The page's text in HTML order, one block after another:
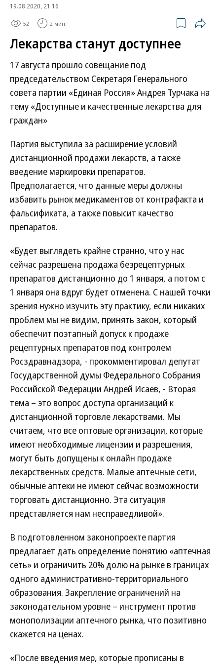
19.08.2020, 21:16
52 2 мин.
Лекарства станут доступнее
17 августа прошло совещание под
председательством Секретаря Генерального
совета партии «Единая Россия» Андрея Турчака на
тему «Доступные и качественные лекарства для
граждан»
Партия выступила за расширение условий
дистанционной продажи лекарств, а также
введение маркировки препаратов.
Предполагается, что данные меры должны
избавить рынок медикаментов от контрафакта и
фальсификата, а также повысит качество
препаратов.
«Будет выглядеть крайне странно, что у нас
сейчас разрешена продажа безрецептурных
препаратов дистанционно до 1 января, а потом с
1 января она вдруг будет отменена. С нашей точки
зрения нужно изучить эту практику, если никаких
проблем мы не видим, принять закон, который
обеспечит поэтапный допуск к продаже
рецептурных препаратов под контролем
Росздравнадзора, - прокомментировал депутат
Государственной думы Федерального Собрания
Российской Федерации Андрей Исаев, - Вторая
тема – это вопрос доступа организаций к
дистанционной торговле лекарствами. Мы
считаем, что все оптовые организации, которые
имеют необходимые лицензии и разрешения,
могут быть допущены к онлайн продаже
лекарственных средств. Малые аптечные сети,
обычные аптеки не имеют сейчас возможности
торговать дистанционно. Эта ситуация
представляется нам несправедливой».
В подготовленном законопроекте партия
предлагает дать определение понятию «аптечная
сеть» и ограничить 20% долю на рынке в границах
одного административно-территориального
образования. Закрепление ограничений на
законодательном уровне – инструмент против
монополизации аптечного рынка, что позитивно
скажется на ценах.
«После введения мер, которые прописаны в